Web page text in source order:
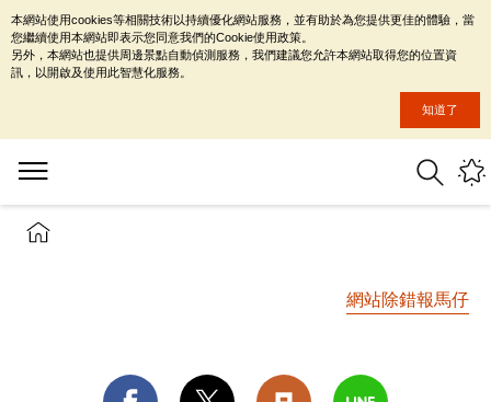
網站除錯報馬仔
本網站使用cookies等相關技術以持續優化網站服務，並有助於為您提供更佳的體驗，當
您繼續使用本網站即表示您同意我們的Cookie使用政策。
另外，本網站也提供周邊景點自動偵測服務，我們建議您允許本網站取得您的位置資
訊，以開啟及使用此智慧化服務。
知道了